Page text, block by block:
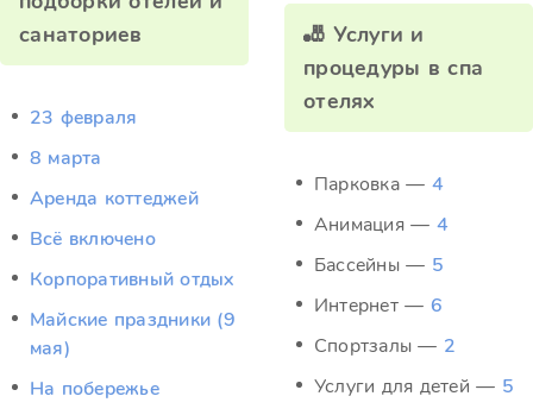
санаториев
23 февраля
8 марта
Аренда коттеджей
Всё включено
Корпоративный отдых
Майские праздники (9
мая)
На побережье
🎳 Услуги и
процедуры в спа
отелях
Парковка — 4
Анимация — 4
Бассейны — 5
Интернет — 6
Спортзалы — 2
Услуги для детей — 5